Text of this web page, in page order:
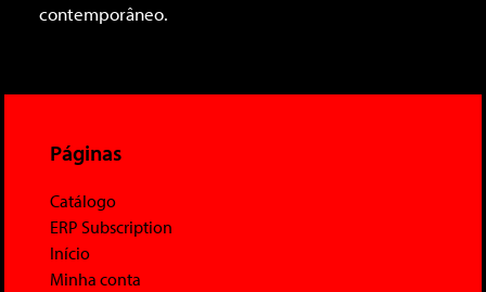
contemporâneo.
Páginas
Catálogo
ERP Subscription
Início
Minha conta